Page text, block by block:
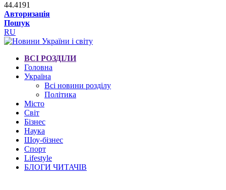
44.4191
Авторизація
Пошук
RU
ВСІ РОЗДІЛИ
Головна
Україна
Всі новини розділу
Політика
Місто
Світ
Бізнес
Наука
Шоу-бізнес
Спорт
Lifestyle
БЛОГИ ЧИТАЧІВ